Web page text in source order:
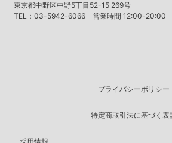
東京都中野区中野5丁目52-15 269号
TEL：03-5942-6066 営業時間 12:00-20:00
プライバシーポリシー
特定商取引法に基づく表